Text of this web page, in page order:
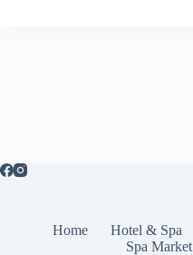
Home Hotel & Spa
Spa Market